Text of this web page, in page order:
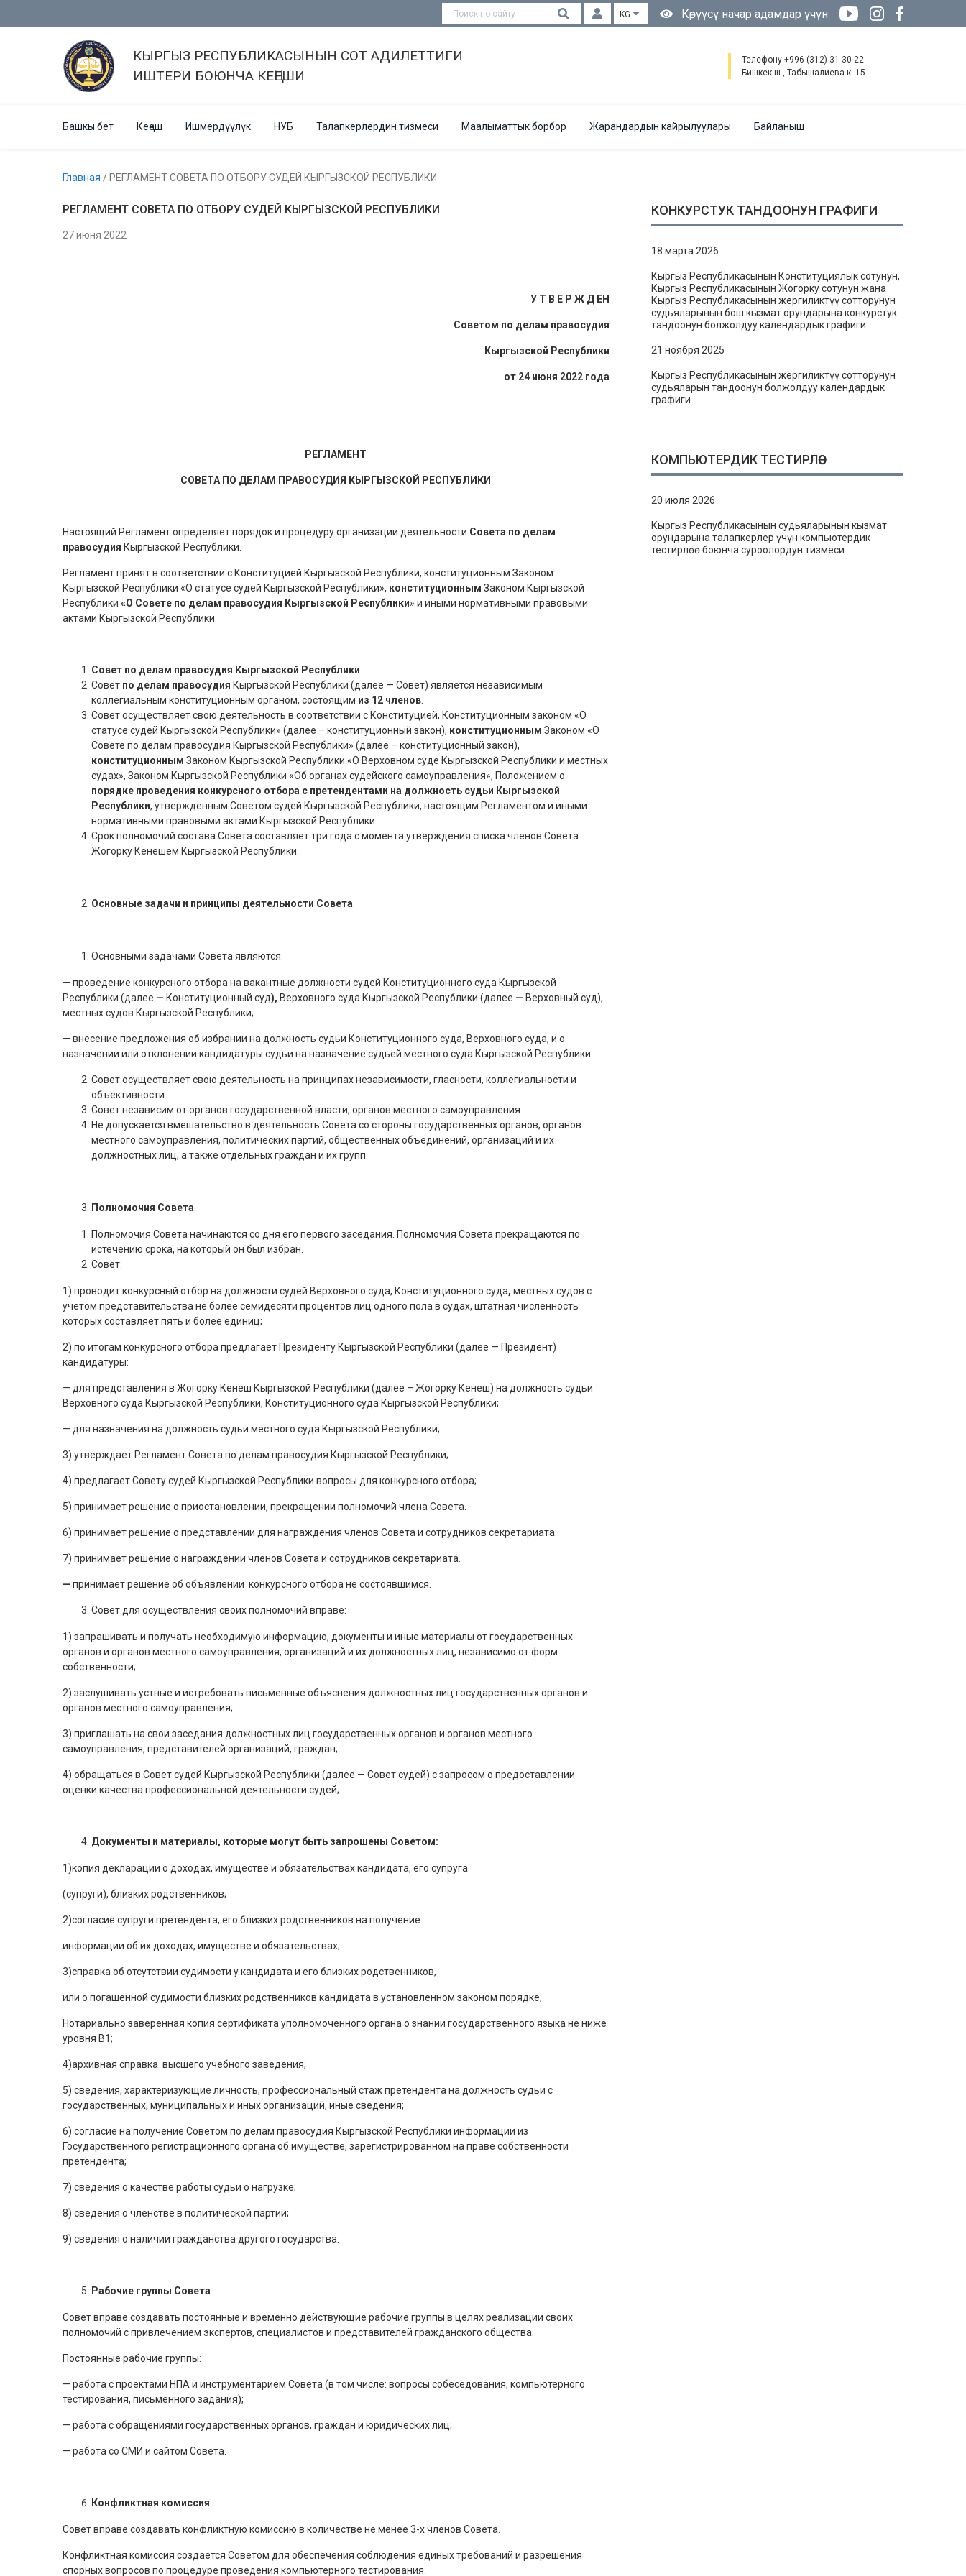
KG Көрүүсү начар адамдар үчүн
КЫРГЫЗ РЕСПУБЛИКАСЫНЫН СОТ АДИЛЕТТИГИ
ИШТЕРИ БОЮНЧА КЕҢЕШИ
Телефону +996 (312) 31-30-22
Бишкек ш., Табышалиева к. 15
Башкы бет Кеңеш Ишмердүүлүк НУБ Талапкерлердин тизмеси Маалыматтык борбор Жарандардын кайрылуулары Байланыш
Главная / РЕГЛАМЕНТ СОВЕТА ПО ОТБОРУ СУДЕЙ КЫРГЫЗСКОЙ РЕСПУБЛИКИ
РЕГЛАМЕНТ СОВЕТА ПО ОТБОРУ СУДЕЙ КЫРГЫЗСКОЙ РЕСПУБЛИКИ
27 июня 2022
У Т В Е Р Ж Д ЕН
Советом по делам правосудия
Кыргызской Республики
от 24 июня 2022 года
РЕГЛАМЕНТ
СОВЕТА ПО ДЕЛАМ ПРАВОСУДИЯ КЫРГЫЗСКОЙ РЕСПУБЛИКИ
Настоящий Регламент определяет порядок и процедуру организации деятельности Совета по делам
правосудия Кыргызской Республики.
Регламент принят в соответствии с Конституцией Кыргызской Республики, конституционным Законом
Кыргызской Республики «О статусе судей Кыргызской Республики», конституционным Законом Кыргызской
Республики «О Совете по делам правосудия Кыргызской Республики» и иными нормативными правовыми
актами Кыргызской Республики.
Совет по делам правосудия Кыргызской Республики
Совет по делам правосудия Кыргызской Республики (далее — Совет) является независимым
коллегиальным конституционным органом, состоящим из 12 членов
Совет осуществляет свою деятельность в соответствии с Конституцией, Конституционным законом «О
статусе судей Кыргызской Республики» (далее – конституционный закон), конституционным Законом «О
Совете по делам правосудия Кыргызской Республики» (далее – конституционный закон),
конституционным Законом Кыргызской Республики «О Верховном суде Кыргызской Республики и местных
судах», Законом Кыргызской Республики «Об органах судейского самоуправления», Положением о
порядке проведения конкурсного отбора с претендентами на должность судьи Кыргызской
Республики, утвержденным Советом судей Кыргызской Республики, настоящим Регламентом и иными
нормативными правовыми актами Кыргызской Республики.
Срок полномочий состава Совета составляет три года с момента утверждения списка членов Совета
Жогорку Кенешем Кыргызской Республики.
Основные задачи и принципы деятельности Совета
Основными задачами Совета являются:
— проведение конкурсного отбора на вакантные должности судей Конституционного суда Кыргызской
Республики (далее — Конституционный суд), Верховного суда Кыргызской Республики (далее — Верховный суд),
местных судов Кыргызской Республики;
— внесение предложения об избрании на должность судьи Конституционного суда, Верховного суда, и о
назначении или отклонении кандидатуры судьи на назначение судьей местного суда Кыргызской Республики.
Совет осуществляет свою деятельность на принципах независимости, гласности, коллегиальности и
объективности.
Совет независим от органов государственной власти, органов местного самоуправления.
Не допускается вмешательство в деятельность Совета со стороны государственных органов, органов
местного самоуправления, политических партий, общественных объединений, организаций и их
должностных лиц, а также отдельных граждан и их групп.
Полномочия Совета
Полномочия Совета начинаются со дня его первого заседания. Полномочия Совета прекращаются по
истечению срока, на который он был избран.
Совет:
1) проводит конкурсный отбор на должности судей Верховного суда, Конституционного суда, местных судов с
учетом представительства не более семидесяти процентов лиц одного пола в судах, штатная численность
которых составляет пять и более единиц;
2) по итогам конкурсного отбора предлагает Президенту Кыргызской Республики (далее — Президент)
кандидатуры:
— для представления в Жогорку Кенеш Кыргызской Республики (далее – Жогорку Кенеш) на должность судьи
Верховного суда Кыргызской Республики, Конституционного суда Кыргызской Республики;
— для назначения на должность судьи местного суда Кыргызской Республики;
3) утверждает Регламент Совета по делам правосудия Кыргызской Республики;
4) предлагает Совету судей Кыргызской Республики вопросы для конкурсного отбора;
5) принимает решение о приостановлении, прекращении полномочий члена Совета.
6) принимает решение о представлении для награждения членов Совета и сотрудников секретариата.
7) принимает решение о награждении членов Совета и сотрудников секретариата.
— принимает решение об объявлении конкурсного отбора не состоявшимся.
Совет для осуществления своих полномочий вправе:
1) запрашивать и получать необходимую информацию, документы и иные материалы от государственных
органов и органов местного самоуправления, организаций и их должностных лиц, независимо от форм
собственности;
2) заслушивать устные и истребовать письменные объяснения должностных лиц государственных органов и
органов местного самоуправления;
3) приглашать на свои заседания должностных лиц государственных органов и органов местного
самоуправления, представителей организаций, граждан;
4) обращаться в Совет судей Кыргызской Республики (далее — Совет судей) с запросом о предоставлении
оценки качества профессиональной деятельности судей;
Документы и материалы, которые могут быть запрошены Советом:
1)копия декларации о доходах, имуществе и обязательствах кандидата, его супруга
(супруги), близких родственников;
2)согласие супруги претендента, его близких родственников на получение
информации об их доходах, имуществе и обязательствах;
3)справка об отсутствии судимости у кандидата и его близких родственников,
или о погашенной судимости близких родственников кандидата в установленном законом порядке;
Нотариально заверенная копия сертификата уполномоченного органа о знании государственного языка не ниже
уровня В1;
4)архивная справка высшего учебного заведения;
5) сведения, характеризующие личность, профессиональный стаж претендента на должность судьи с
государственных, муниципальных и иных организаций, иные сведения;
6) согласие на получение Советом по делам правосудия Кыргызской Республики информации из
Государственного регистрационного органа об имуществе, зарегистрированном на праве собственности
претендента;
7) сведения о качестве работы судьи о нагрузке;
8) сведения о членстве в политической партии;
9) сведения о наличии гражданства другого государства.
Рабочие группы Совета
Совет вправе создавать постоянные и временно действующие рабочие группы в целях реализации своих
полномочий с привлечением экспертов, специалистов и представителей гражданского общества.
Постоянные рабочие группы:
— работа с проектами НПА и инструментарием Совета (в том числе: вопросы собеседования, компьютерного
тестирования, письменного задания);
— работа с обращениями государственных органов, граждан и юридических лиц;
— работа со СМИ и сайтом Совета.
Конфликтная комиссия
Совет вправе создавать конфликтную комиссию в количестве не менее 3-х членов Совета.
Конфликтная комиссия создается Советом для обеспечения соблюдения единых требований и разрешения
спорных вопросов по процедуре проведения компьютерного тестирования.
КОНКУРСТУК ТАНДООНУН ГРАФИГИ
18 марта 2026
Кыргыз Республикасынын Конституциялык сотунун,
Кыргыз Республикасынын Жогорку сотунун жана
Кыргыз Республикасынын жергиликтүү сотторунун
судьяларынын бош кызмат орундарына конкурстук
тандоонун болжолдуу календардык графиги
21 ноября 2025
Кыргыз Республикасынын жергиликтүү сотторунун
судьяларын тандоонун болжолдуу календардык
графиги
КОМПЬЮТЕРДИК ТЕСТИРЛӨӨ
20 июля 2026
Кыргыз Республикасынын судьяларынын кызмат
орундарына талапкерлер үчүн компьютердик
тестирлөө боюнча суроолордун тизмеси